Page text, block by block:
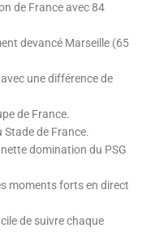
de France avec 84
devancé Marseille (65
une différence de
de France.
Stade de France.
domination du PSG
moments forts en direct
de suivre chaque